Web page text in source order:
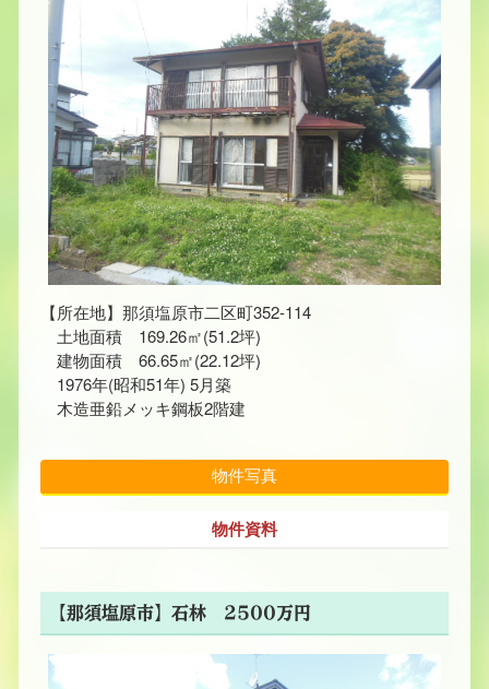
【所在地】那須塩原市二区町352-114
土地面積 169.26㎡(51.2坪)
建物面積 66.65㎡(22.12坪)
1976年(昭和51年) 5月築
木造亜鉛メッキ鋼板2階建
物件写真
物件資料
【那須塩原市】石林 2500万円